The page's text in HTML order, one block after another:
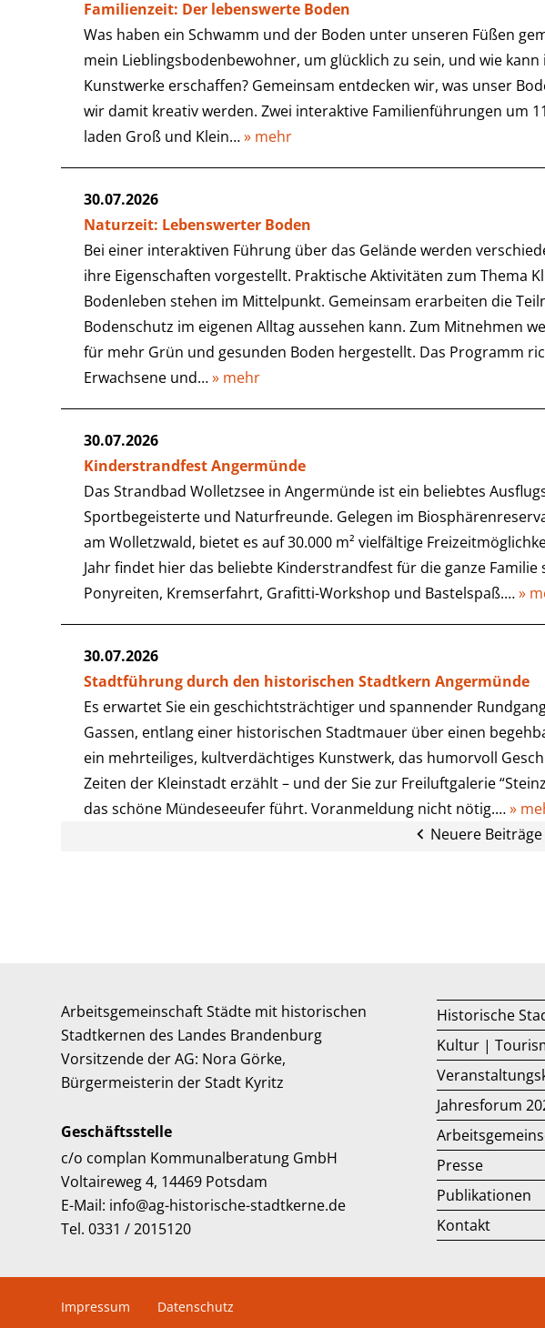
Familienzeit: Der lebenswerte Boden
Was haben ein Schwamm und der Boden unter unseren Füßen
mein Lieblingsbodenbewohner, um glücklich zu sein, und wie kann
Kunstwerke erschaffen? Gemeinsam entdecken wir, was unser
wir damit kreativ werden. Zwei interaktive Familienführungen um
laden Groß und Klein…» mehr
30.07.2026
Naturzeit: Lebenswerter Boden
Bei einer interaktiven Führung über das Gelände werden
ihre Eigenschaften vorgestellt. Praktische Aktivitäten zum Thema
Bodenleben stehen im Mittelpunkt. Gemeinsam erarbeiten die
Bodenschutz im eigenen Alltag aussehen kann. Zum Mitnehmen
für mehr Grün und gesunden Boden hergestellt. Das Programm
Erwachsene und…» mehr
30.07.2026
Kinderstrandfest Angermünde
Das Strandbad Wolletzsee in Angermünde ist ein beliebtes
Sportbegeisterte und Naturfreunde. Gelegen im
am Wolletzwald, bietet es auf 30.000 m² vielfältige
Jahr findet hier das beliebte Kinderstrandfest für die ganze
Ponyreiten, Kremserfahrt, Grafitti-Workshop und Bastelspaß.…»
30.07.2026
Stadtführung durch den historischen Stadtkern Angermünde
Es erwartet Sie ein geschichtsträchtiger und spannender
Gassen, entlang einer historischen Stadtmauer über einen
ein mehrteiliges, kultverdächtiges Kunstwerk, das humorvoll
Zeiten der Kleinstadt erzählt – und der Sie zur Freiluftgalerie
das schöne Mündeseeufer führt. Voranmeldung nicht nötig.…»
Neuere Beiträge
Arbeitsgemeinschaft Städte mit historischen
Stadtkernen des Landes Brandenburg
Vorsitzende der AG: Nora Görke,
Bürgermeisterin der Stadt Kyritz
Geschäftsstelle
c/o complan Kommunalberatung GmbH
Voltaireweg 4, 14469 Potsdam
E-Mail: info@ag-historische-stadtkerne.de
Tel. 0331 / 2015120
Historische
Kultur |
Jahresforum
Presse
Publikationen
Kontakt
Impressum Datenschutz